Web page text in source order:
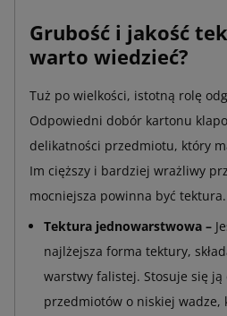
Grubość i jakość
warto wiedzieć?
Tuż po wielkości, istotną rolę
Odpowiedni dobór kartonu
delikatności przedmiotu, który
Im cięższy i bardziej wrażliwy
mocniejsza powinna być tektura.
Tektura jednowarstwowa –
najlżejsza forma tektury,
warstwy falistej. Stosuje się ją
przedmiotów o niskiej wadze,